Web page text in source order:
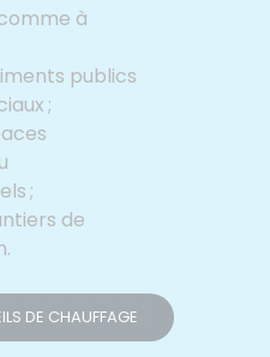
à
publics
;
;
de
DE CHAUFFAGE